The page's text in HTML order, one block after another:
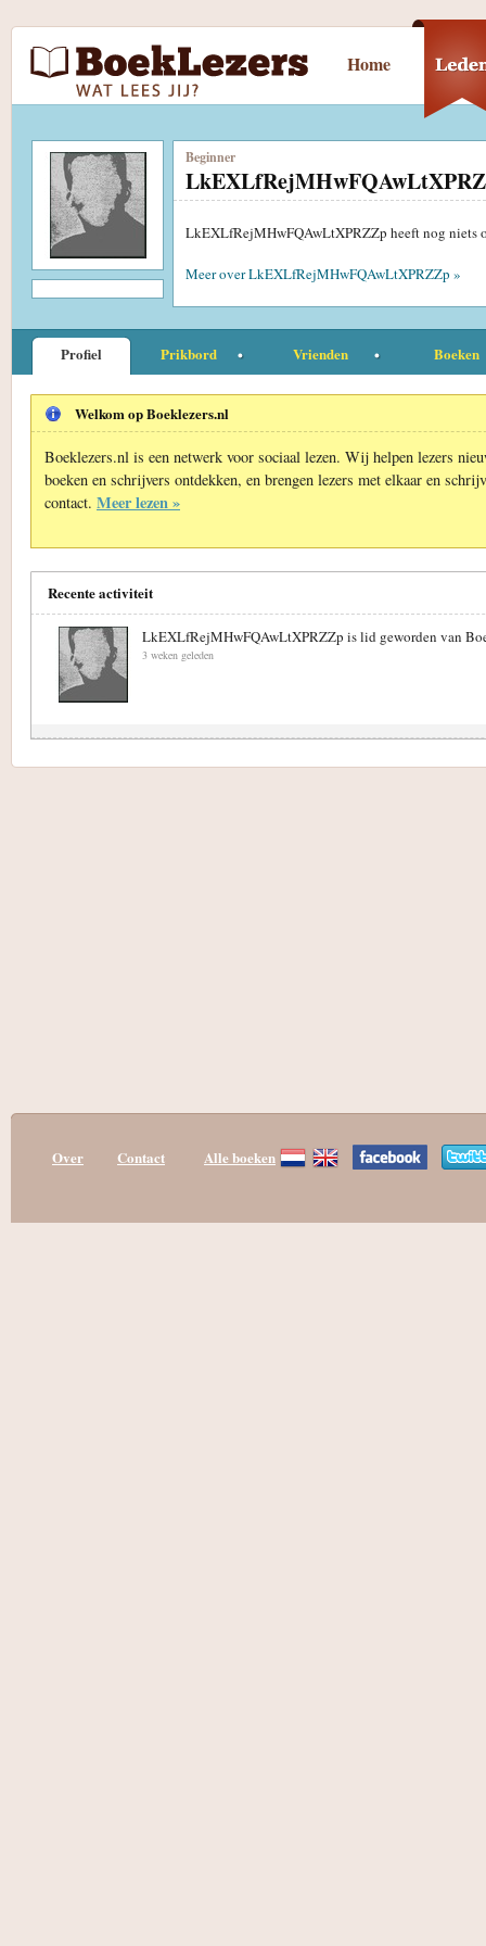
Home
Beginner
LkEXLfRejMHwFQAwLtXPRZZp heeft nog niets
Meer over LkEXLfRejMHwFQAwLtXPRZZp »
Profiel Prikbord Vrienden Boeken
Welkom op Boeklezers.nl
Boeklezers.nl is een netwerk voor sociaal lezen. Wij helpen lezers
boeken en schrijvers ontdekken, en brengen lezers met elkaar en
contact. Meer lezen »
Recente activiteit
LkEXLfRejMHwFQAwLtXPRZZp is lid geworden van
3 weken geleden
Over Contact Alle boeken